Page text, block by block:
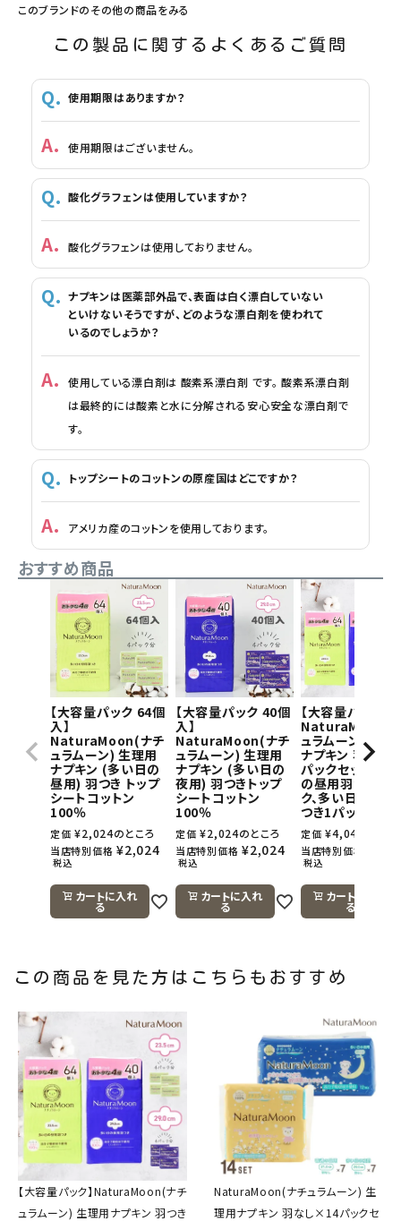
このブランドのその他の商品をみる
この製品に関するよくあるご質問
使用期限はありますか？
使用期限はございません。
酸化グラフェンは使用していますか？
酸化グラフェンは使用しておりません。
ナプキンは医薬部外品で、表面は白く漂白していない
といけないそうですが、どのような漂白剤を使われて
いるのでしょうか？
使用している漂白剤は 酸素系漂白剤 です。 酸素系漂白剤
は最終的には酸素と水に分解される安心安全な漂白剤で
す。
トップシートのコットンの原産国はどこですか？
アメリカ産のコットンを使用しております。
おすすめ商品
【大容量パック 64個
入】
NaturaMoon(ナチ
ュラムーン) 生理用
ナプキン (多い日の
昼用) 羽つき トップ
シートコットン
100％
定価 ¥2,024のところ
当店特別価格 ¥2,024
税込
カートに入れ
る
【大容量パック 40個
入】
NaturaMoon(ナチ
ュラムーン) 生理用
ナプキン (多い日の
夜用) 羽つきトップ
シートコットン
100％
定価 ¥2,024のところ
当店特別価格 ¥2,024
税込
カートに入れ
る
【大容量パック】
NaturaMoon(
ュラムーン) 生理
ナプキン 羽つき
パックセット(多
の昼用羽つき1パ
ク、多い日の夜
つき1パック)
定価 ¥4,048
当店特別価格
税込
カートに入れ
る
この商品を見た方はこちらもおすすめ
【大容量パック】NaturaMoon(ナチ
ュラムーン) 生理用ナプキン 羽つき
NaturaMoon(ナチュラムーン) 生
理用ナプキン 羽なし×14パックセ